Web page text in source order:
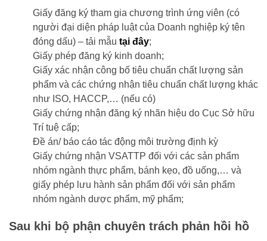
Giấy đăng ký tham gia chương trình ứng viên (có
người đại diện pháp luật của Doanh nghiệp ký tên
đóng dấu) – tải mẫu tại đây;
Giấy phép đăng ký kinh doanh;
Giấy xác nhận công bố tiêu chuẩn chất lượng sản
phẩm và các chứng nhận tiêu chuẩn chất lượng khác
như ISO, HACCP,… (nếu có)
Giấy chứng nhận đăng ký nhãn hiệu do Cục Sở hữu
Trí tuệ cấp;
Đề án/ báo cáo tác động môi trường định kỳ
Giấy chứng nhận VSATTP đối với các sản phẩm
nhóm ngành thực phẩm, bánh kẹo, đồ uống,… và
giấy phép lưu hành sản phẩm đối với sản phẩm
nhóm ngành dược phẩm, mỹ phẩm;
Sau khi bộ phận chuyên trách phản hồi hồ